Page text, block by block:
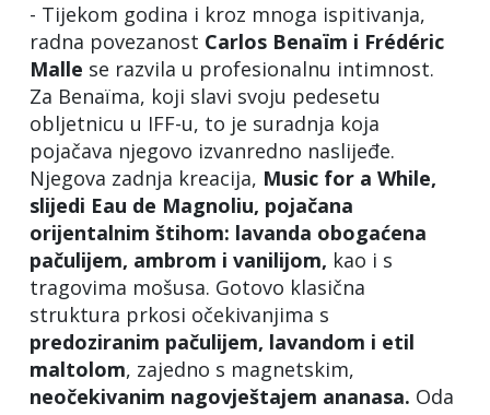
- Tijekom godina i kroz mnoga ispitivanja,
radna povezanost Carlos Benaïm i Frédéric
Malle se razvila u profesionalnu intimnost.
Za Benaïma, koji slavi svoju pedesetu
obljetnicu u IFF-u, to je suradnja koja
pojačava njegovo izvanredno naslijeđe.
Njegova zadnja kreacija, Music for a While,
slijedi Eau de Magnoliu, pojačana
orijentalnim štihom: lavanda obogaćena
pačulijem, ambrom i vanilijom, kao i s
tragovima mošusa. Gotovo klasična
struktura prkosi očekivanjima s
predoziranim pačulijem, lavandom i etil
maltolom, zajedno s magnetskim,
neočekivanim nagovještajem ananasa. Oda